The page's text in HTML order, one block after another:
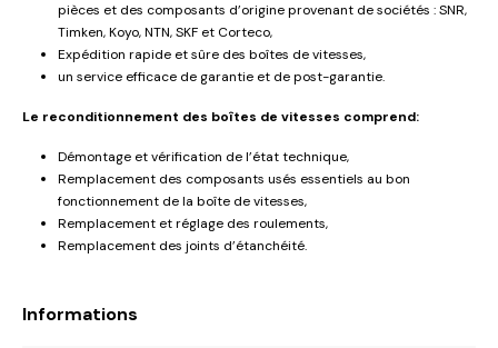
pièces et des composants d’origine provenant de sociétés : SNR,
Timken, Koyo, NTN, SKF et Corteco,
Expédition rapide et sûre des boîtes de vitesses,
un service efficace de garantie et de post-garantie.
Le reconditionnement des boîtes de vitesses comprend:
Démontage et vérification de l’état technique,
Remplacement des composants usés essentiels au bon
fonctionnement de la boîte de vitesses,
Remplacement et réglage des roulements,
Remplacement des joints d’étanchéité.
Informations